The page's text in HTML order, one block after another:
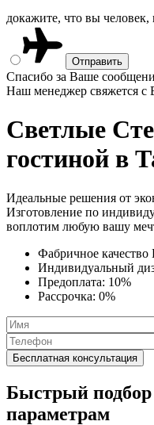
докажите, что вы человек,
Спасибо за Ваше
Наш менеджер свяжется с
Светлые
гостиной в
Идеальные решения от
Изготовление по
воплотим любую вашу
Фабричное качество
Индивидуальный
Предоплата: 10%
Рассрочка: 0%
Быстрый подбор
параметрам